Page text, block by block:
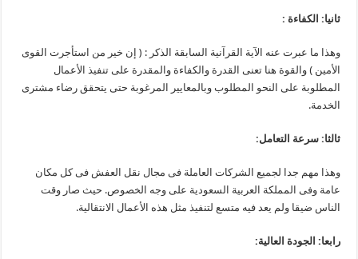
ثانيا: الكفاءة :
وهذا ما عبرت عنه الآية القرآنية السابقة الذكر : ( إن خير من استأجرت القوى
الأمين ) والقوة هنا تعنى القدرة والكفاءة والمقدرة على تنفيذ الأعمال
المطلوبة على النحو المطلوب وبالمعايير المرغوبة حتى يتحقق رضاء مشترى
الخدمة.
ثالثا: سرعة التعامل:
وهذا مهم جدا لجميع الشركات العاملة فى مجال نقل العفش فى كل مكان
عامة وفى المملكة العربية السعودية على وجه الخصوص. حيث صار وقت
الناس ضيقا ولم يعد فيه متسع لتنفيذ مثل هذه الأعمال الانتقالية.
رابعا: الجودة العالية: